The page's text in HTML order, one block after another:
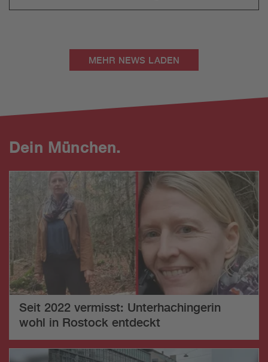
MEHR NEWS LADEN
Dein München.
Seit 2022 vermisst: Unterhachingerin
wohl in Rostock entdeckt